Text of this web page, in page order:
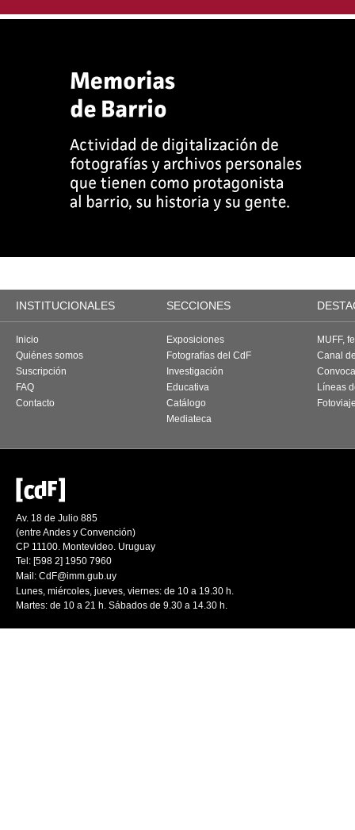
INSTITUCIONALES SECCIONES
Inicio
Quiénes somos
Suscripción
FAQ
Contacto
Exposiciones
Fotografías del CdF
Investigación
Educativa
Catálogo
Mediateca
MUFF,
Canal
Líneas
Av. 18 de Julio 885
(entre Andes y Convención)
CP 11100. Montevideo. Uruguay
Tel: [598 2] 1950 7960
Mail: CdF@imm.gub.uy
Lunes, miércoles, jueves, viernes: de 10 a 19.30 h.
Martes: de 10 a 21 h. Sábados de 9.30 a 14.30 h.